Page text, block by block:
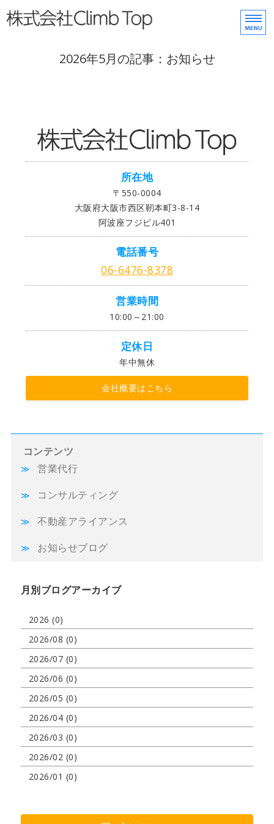
株式会社Climb Top（ク
会社概要
お問い合わせ
2026年5月の記事：お知らせ
所在地
〒550-0004
大阪府大阪市西区靭本町3-8-14
阿波座フジビル401
電話番号
06-6476-8378
営業時間
10:00～21:00
定休日
年中無休
会社概要はこちら
コンテンツ
営業代行
コンサルティング
不動産アライアンス
お知らせブログ
月別ブログアーカイブ
2026 (0)
2026/08 (0)
2026/07 (0)
2026/06 (0)
2026/05 (0)
2026/04 (0)
2026/03 (0)
2026/02 (0)
2026/01 (0)